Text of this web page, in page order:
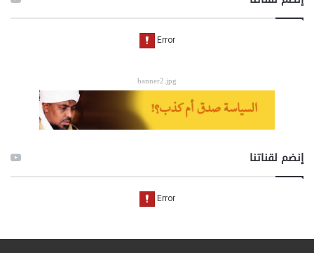
banner2.jpg
إنضم لقناتنا